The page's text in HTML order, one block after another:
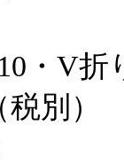
・V折
別）